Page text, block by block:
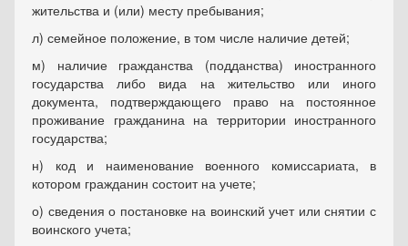
жительства и (или) месту пребывания;
л) семейное положение, в том числе наличие детей;
м) наличие гражданства (подданства) иностранного
государства либо вида на жительство или иного
документа, подтверждающего право на постоянное
проживание гражданина на территории иностранного
государства;
н) код и наименование военного комиссариата, в
котором гражданин состоит на учете;
о) сведения о постановке на воинский учет или снятии с
воинского учета;